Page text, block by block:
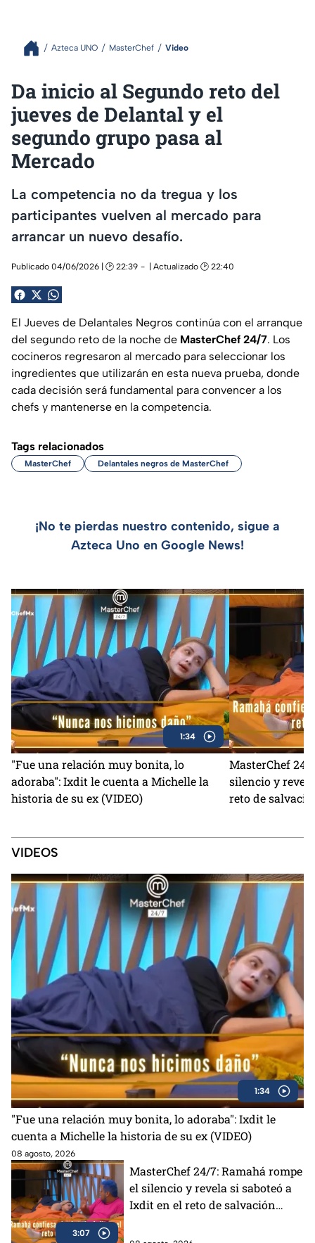
Azteca UNO MasterChef Video
Da inicio al Segundo reto del
jueves de Delantal y el
segundo grupo pasa al
Mercado
La competencia no da tregua y los
participantes vuelven al mercado para
arrancar un nuevo desafío.
Publicado 04/06/2026 | 🕑 22:39 | Actualizado 🕑 22:40
El Jueves de Delantales Negros continúa con el arranque
del segundo reto de la noche de MasterChef 24/7. Los
cocineros regresaron al mercado para seleccionar los
ingredientes que utilizarán en esta nueva prueba, donde
cada decisión será fundamental para convencer a los
chefs y mantenerse en la competencia.
Tags relacionados
MasterChef Delantales negros de MasterChef
¡No te pierdas nuestro contenido, sigue a
Azteca Uno en Google News!
1:34
"Fue una relación muy bonita, lo
adoraba": Ixdit le cuenta a Michelle la
historia de su ex (VIDEO)
MasterChef 24/
silencio y
reto de
VIDEOS
1:34
"Fue una relación muy bonita, lo adoraba": Ixdit le
cuenta a Michelle la historia de su ex (VIDEO)
08 agosto, 2026
3:07
MasterChef 24/7: Ramahá rompe
el silencio y revela si saboteó a
Ixdit en el reto de salvación